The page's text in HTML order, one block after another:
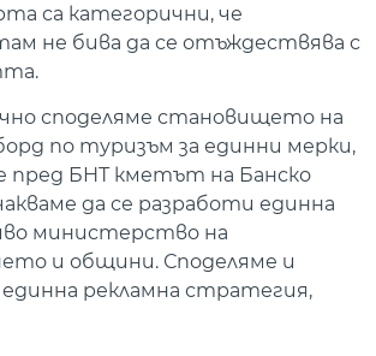
са категорични, че
не бива да се отъждествява с
споделяме становището на
по туризъм за единни мерки,
пред БНТ кметът на Банско
да се разработи единна
министерство на
и общини. Споделяме и
рекламна стратегия,